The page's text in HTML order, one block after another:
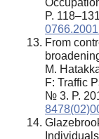
P.
From
M.
F: Traffic
№ 3. P.